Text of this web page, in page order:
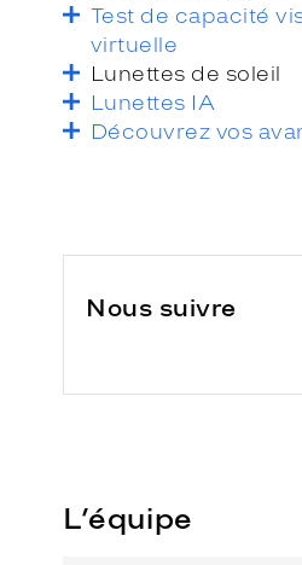
Test de capacité
virtuelle
Lunettes de soleil
Lunettes IA
Découvrez vos
Nous suivre
L’équipe